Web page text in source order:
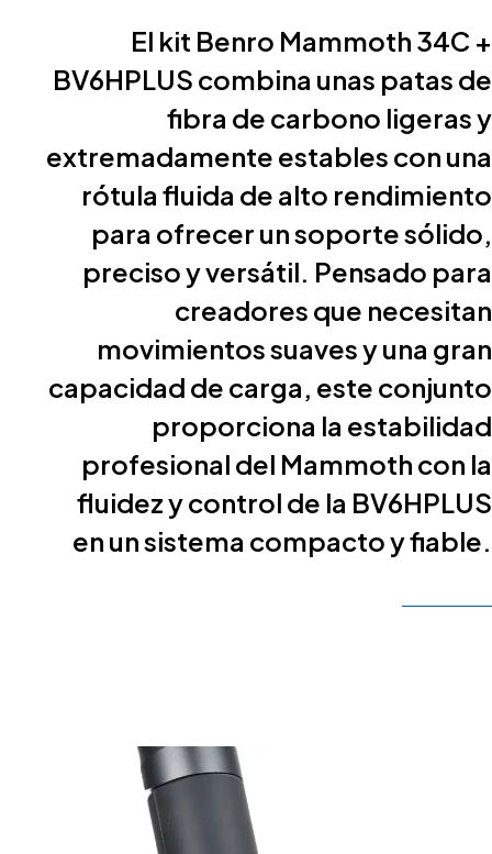
El kit Benro Mammoth 34C +
BV6HPLUS combina unas patas de
fibra de carbono ligeras y
extremadamente estables con una
rótula fluida de alto rendimiento
para ofrecer un soporte sólido,
preciso y versátil. Pensado para
creadores que necesitan
movimientos suaves y una gran
capacidad de carga, este conjunto
proporciona la estabilidad
profesional del Mammoth con la
fluidez y control de la BV6HPLUS
en un sistema compacto y fiable.